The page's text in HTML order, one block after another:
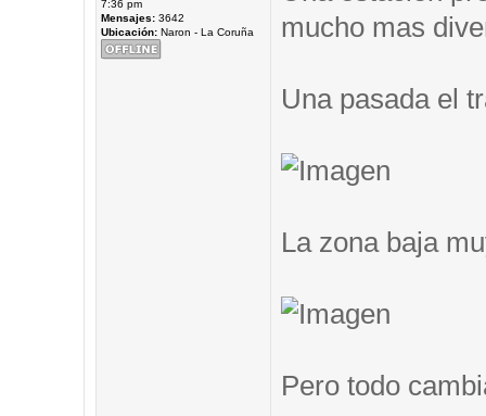
7:36 pm
Mensajes:3642
Ubicación:Naron - La Coruña
mucho mas
Una pasada el
La zona baja
Pero todo